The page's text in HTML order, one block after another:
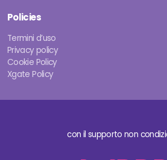
Policies
Termini d’uso
Privacy policy
Cookie Policy
Xgate Policy
con il supporto non